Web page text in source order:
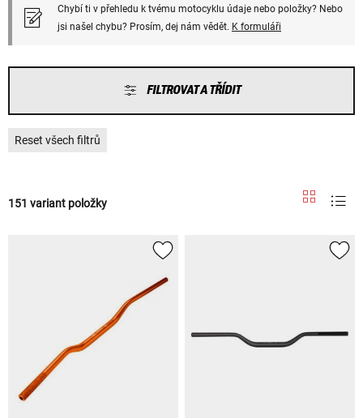
Chybí ti v přehledu k tvému motocyklu údaje nebo položky? Nebo
jsi našel chybu? Prosím, dej nám vědět. K formuláři
FILTROVAT A TŘÍDIT
Reset všech filtrů
151 variant položky